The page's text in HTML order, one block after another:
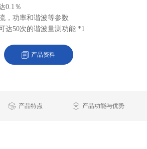
0.1％
，功率和谐波等参数
达50次的谐波量测功能 *1
产品资料
产品特点 产品功能与优势